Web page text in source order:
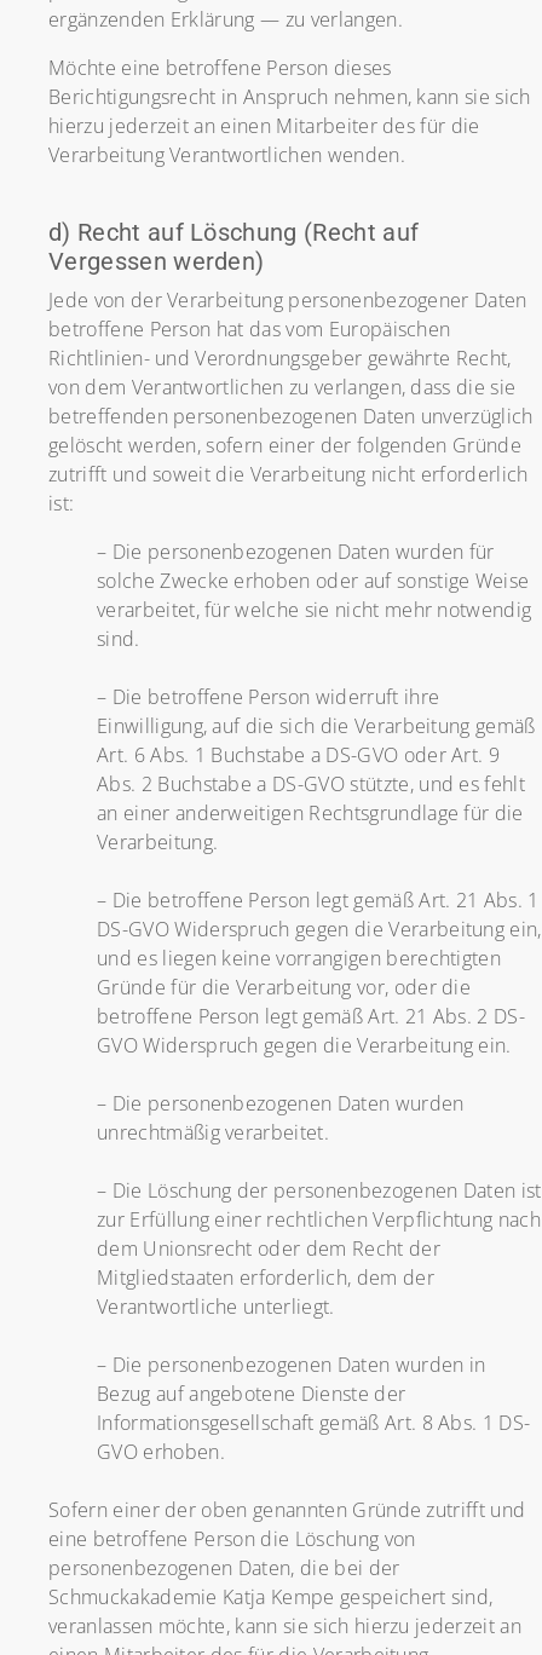
ergänzenden Erklärung — zu verlangen.
Möchte eine betroffene Person dieses
Berichtigungsrecht in Anspruch nehmen, kann sie sich
hierzu jederzeit an einen Mitarbeiter des für die
Verarbeitung Verantwortlichen wenden.
d) Recht auf Löschung (Recht auf
Vergessen werden)
Jede von der Verarbeitung personenbezogener Daten
betroffene Person hat das vom Europäischen
Richtlinien- und Verordnungsgeber gewährte Recht,
von dem Verantwortlichen zu verlangen, dass die sie
betreffenden personenbezogenen Daten unverzüglich
gelöscht werden, sofern einer der folgenden Gründe
zutrifft und soweit die Verarbeitung nicht erforderlich
ist:
– Die personenbezogenen Daten wurden für
solche Zwecke erhoben oder auf sonstige Weise
verarbeitet, für welche sie nicht mehr notwendig
sind.
– Die betroffene Person widerruft ihre
Einwilligung, auf die sich die Verarbeitung gemäß
Art. 6 Abs. 1 Buchstabe a DS-GVO oder Art. 9
Abs. 2 Buchstabe a DS-GVO stützte, und es fehlt
an einer anderweitigen Rechtsgrundlage für die
Verarbeitung.
– Die betroffene Person legt gemäß Art. 21 Abs. 1
DS-GVO Widerspruch gegen die Verarbeitung ein,
und es liegen keine vorrangigen berechtigten
Gründe für die Verarbeitung vor, oder die
betroffene Person legt gemäß Art. 21 Abs. 2 DS-
GVO Widerspruch gegen die Verarbeitung ein.
– Die personenbezogenen Daten wurden
unrechtmäßig verarbeitet.
– Die Löschung der personenbezogenen Daten ist
zur Erfüllung einer rechtlichen Verpflichtung nach
dem Unionsrecht oder dem Recht der
Mitgliedstaaten erforderlich, dem der
Verantwortliche unterliegt.
– Die personenbezogenen Daten wurden in
Bezug auf angebotene Dienste der
Informationsgesellschaft gemäß Art. 8 Abs. 1 DS-
GVO erhoben.
Sofern einer der oben genannten Gründe zutrifft und
eine betroffene Person die Löschung von
personenbezogenen Daten, die bei der
Schmuckakademie Katja Kempe gespeichert sind,
veranlassen möchte, kann sie sich hierzu jederzeit an